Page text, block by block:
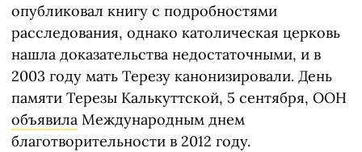
опубликовал книгу с подробностями
расследования, однако католическая церковь
нашла доказательства недостаточными, и в
2003 году мать Терезу канонизировали. День
памяти Терезы Калькуттской, 5 сентября, ООН
объявила Международным днем
благотворительности в 2012 году.